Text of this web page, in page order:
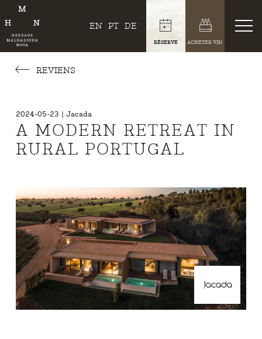
EN PT DE
RÉSERVE ACHETER VIN
REVIENS
2024-05-23 | Jacada
A MODERN RETREAT IN
RURAL PORTUGAL